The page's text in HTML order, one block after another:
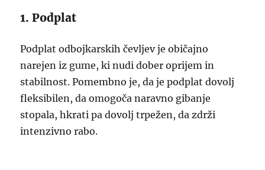
1. Podplat
Podplat odbojkarskih čevljev je običajno
narejen iz gume, ki nudi dober oprijem in
stabilnost. Pomembno je, da je podplat dovolj
fleksibilen, da omogoča naravno gibanje
stopala, hkrati pa dovolj trpežen, da zdrži
intenzivno rabo.